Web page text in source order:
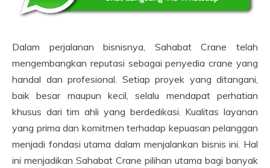
Dalam perjalanan bisnisnya, Sahabat Crane telah
mengembangkan reputasi sebagai penyedia crane yang
handal dan profesional. Setiap proyek yang ditangani,
baik besar maupun kecil, selalu mendapat perhatian
khusus dari tim ahli yang berdedikasi. Kualitas layanan
yang prima dan komitmen terhadap kepuasan pelanggan
menjadi fondasi utama dalam menjalankan bisnis ini. Hal
ini menjadikan Sahabat Crane pilihan utama bagi banyak